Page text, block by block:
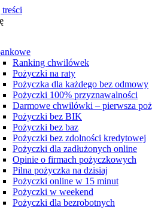
Ranking chwilówek
Pożyczki na raty
Pożyczka dla każdego bez odmowy
Pożyczki 100% przyznawalności
Darmowe chwilówki – pierwsza
Pożyczki bez BIK
Pożyczki bez baz
Pożyczki bez zdolności kredytowej
Pożyczki dla zadłużonych online
Opinie o firmach pożyczkowych
Pilna pożyczka na dzisiaj
Pożyczki online w 15 minut
Pożyczki w weekend
Pożyczki dla bezrobotnych